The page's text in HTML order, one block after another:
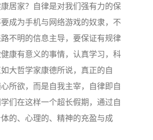
居家？自律是对我们强有力的保
成为手机与网络游戏的奴隶，不
不明的信息主导，要保证有规律
康有意义的事情，认真学习，科
大哲学家康德所说，真正的自
所欲，而是自我主宰，自律即自
们在这样一个超长假期，通过自
的、心理的、精神的充盈与成